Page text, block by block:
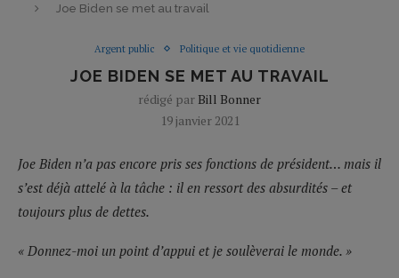
Joe Biden se met au travail
Argent public Politique et vie quotidienne
JOE BIDEN SE MET AU TRAVAIL
rédigé par Bill Bonner
19 janvier 2021
Joe Biden n’a pas encore pris ses fonctions de président… mais il
s’est déjà attelé à la tâche : il en ressort des absurdités – et
toujours plus de dettes.
« Donnez-moi un point d’appui et je soulèverai le monde. »